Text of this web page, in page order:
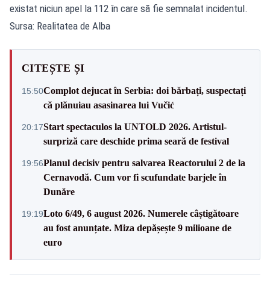
existat niciun apel la 112 în care să fie semnalat incidentul.
Sursa: Realitatea de Alba
CITEȘTE ȘI
15:50Complot dejucat în Serbia: doi bărbați, suspectați
că plănuiau asasinarea lui Vučić
20:17Start spectaculos la UNTOLD 2026. Artistul-
surpriză care deschide prima seară de festival
19:56Planul decisiv pentru salvarea Reactorului 2 de la
Cernavodă. Cum vor fi scufundate barjele în
Dunăre
19:19Loto 6/49, 6 august 2026. Numerele câștigătoare
au fost anunțate. Miza depășește 9 milioane de
euro